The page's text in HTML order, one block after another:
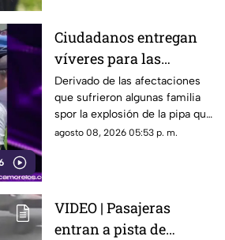
Ciudadanos entregan
víveres para las
familias afectadas por
la explosión de pipa en
Cuernavaca
Derivado de las afectaciones
que sufrieron algunas familia
spor la explosión de la pipa que
transportaba gas LP,
agosto 08, 2026 05:53 p. m.
VIDEO | Pasajeras
entran a pista de